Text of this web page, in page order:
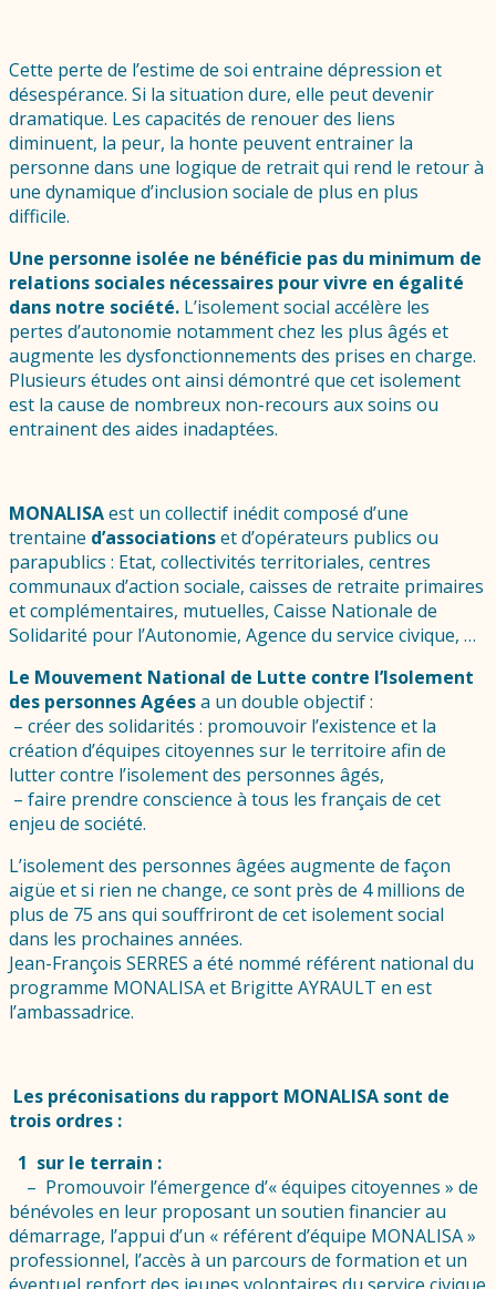
Cette perte de l’estime de soi entraine dépression et
désespérance. Si la situation dure, elle peut devenir
dramatique. Les capacités de renouer des liens
diminuent, la peur, la honte peuvent entrainer la
personne dans une logique de retrait qui rend le retour à
une dynamique d’inclusion sociale de plus en plus
difficile.
Une personne isolée ne bénéficie pas du minimum de
relations sociales nécessaires pour vivre en égalité
dans notre société. L’isolement social accélère les
pertes d’autonomie notamment chez les plus âgés et
augmente les dysfonctionnements des prises en charge.
Plusieurs études ont ainsi démontré que cet isolement
est la cause de nombreux non-recours aux soins ou
entrainent des aides inadaptées.
MONALISAest un collectif inédit composé d’une
trentaine d’associationset d’opérateurs publics ou
parapublics : Etat, collectivités territoriales, centres
communaux d’action sociale, caisses de retraite primaires
et complémentaires, mutuelles, Caisse Nationale de
Solidarité pour l’Autonomie, Agence du service civique, …
Le Mouvement National de Lutte contre l’Isolement
des personnes Agéesa un double objectif :
– créer des solidarités : promouvoir l’existence et la
création d’équipes citoyennes sur le territoire afin de
lutter contre l’isolement des personnes âgés,
– faire prendre conscience à tous les français de cet
enjeu de société.
L’isolement des personnes âgées augmente de façon
aigüe et si rien ne change, ce sont près de 4 millions de
plus de 75 ans qui souffriront de cet isolement social
dans les prochaines années.
Jean-François SERRES a été nommé référent national du
programme MONALISA et Brigitte AYRAULT en est
l’ambassadrice.
Les préconisations du rapport MONALISA sont de
trois ordres :
1 sur le terrain :
– Promouvoir l’émergence d’« équipes citoyennes » de
bénévoles en leur proposant un soutien financier au
démarrage, l’appui d’un « référent d’équipe MONALISA »
professionnel, l’accès à un parcours de formation et un